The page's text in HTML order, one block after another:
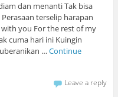
dan menanti Tak bisa
terselip harapan
you For the rest of my
cuma hari ini Kuingin
… Continue
Leave a reply